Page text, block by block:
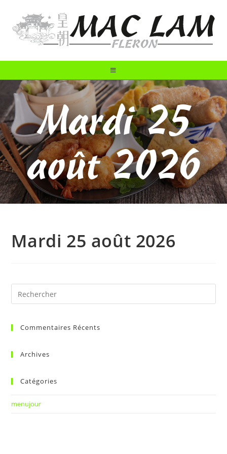
Mardi 25
août 2026
Mardi 25 août 2026
Commentaires Récents
Archives
Catégories
menujour